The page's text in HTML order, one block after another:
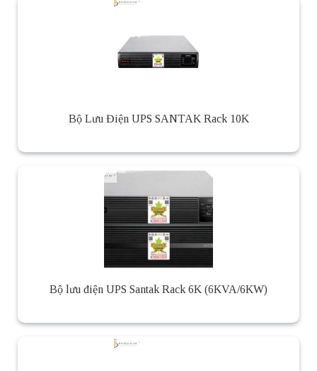
Bộ Lưu Điện UPS SANTAK Rack 10K
Bộ lưu điện UPS Santak Rack 6K (6KVA/6KW)